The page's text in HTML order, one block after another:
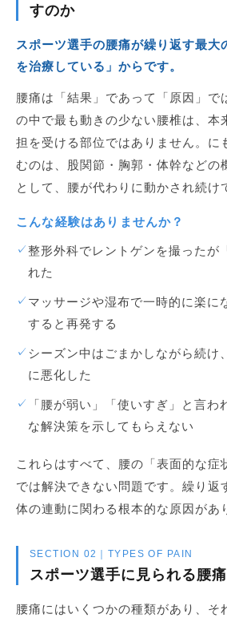
すのか
スポーツ選手の腰痛が繰り返す最大
を治療している」からです。
腰痛は「結果」であって「原因」で
の中で最も動きの少ない腰椎は、本
担を受ける部位ではありません。に
むのは、股関節・胸郭・体幹などの
として、腰が代わりに動かされ続け
こんな経験はありませんか？
✓整形外科でレントゲンを撮ったが
れた
✓ マッサージや湿布で一時的に楽に
すると再発する
✓ シーズン中はごまかしながら続け
に悪化した
✓
「腰が弱い」「使いすぎ」と言わ
な解決策を示してもらえない
これらはすべて、腰の「表面的な症
では解決できない問題です。繰り返
体の連動に関わる根本的な原因があ
SECTION 02｜TYPES OF PAIN
スポーツ選手に見られる腰
腰痛にはいくつかの種類があり、そ